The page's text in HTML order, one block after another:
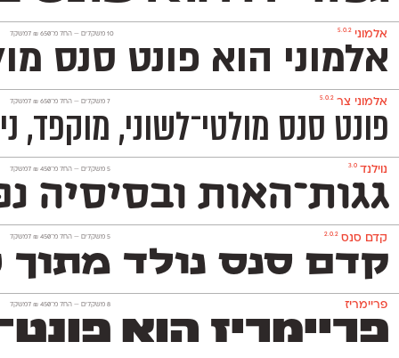
אלמוני 5.0.2 ‫10 משקלים — החל מ־650
₪למשקל אלמוני הוא פונט סנס
אלמוני צר 5.0.2 ‫7 משקלים — החל מ־650
₪למשקל פונט סנס מולטי־לשוני, מוקפד, ניטרלי ומאד פופולרי המכיל 1,151 תווים ותומך באנגלית, רוסית
נוילנד 3.0 ‫5 משקלים — החל מ־ 450
₪למשקל
גגות־האות ובסיסיה
קדם סנס 2.0.2 ‫5 משקלים — החל מ־ 450
₪למשקל
קדם סנס נולד
פריימריז ‫8 משקלים — החל מ־ 450
₪למשקל
פריימריז הוא